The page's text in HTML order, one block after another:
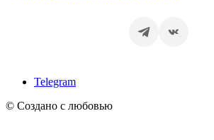
Telegram
© Создано с любовью